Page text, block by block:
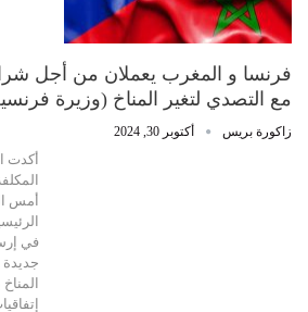
فرنسا و المغرب يعملان من أجل
مع التصدي لتغير المناخ (وزيرة
زاكورة بريس أكتوبر 30, 2024
أكدت
أمس
في
جديدة